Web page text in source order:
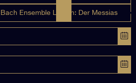
Ensemble Luzern: Der Messias